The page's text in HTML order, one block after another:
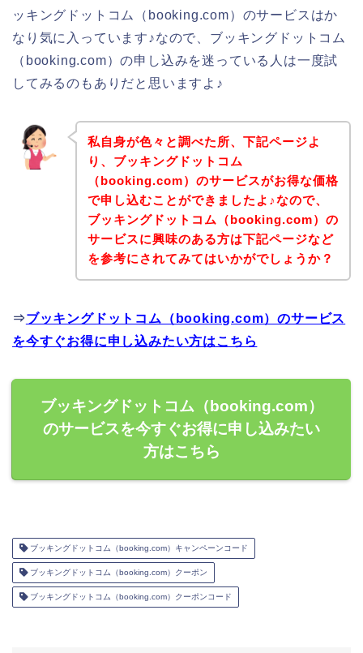
ッキングドットコム（booking.com）のサービスはか
なり気に入っています♪なので、ブッキングドットコム
（booking.com）の申し込みを迷っている人は一度試
してみるのもありだと思いますよ♪
私自身が色々と調べた所、下記ページよ
り、ブッキングドットコム
（booking.com）のサービスがお得な価格
で申し込むことができましたよ♪なので、
ブッキングドットコム（booking.com）の
サービスに興味のある方は下記ページなど
を参考にされてみてはいかがでしょうか？
⇒ブッキングドットコム（booking.com）のサービス
を今すぐお得に申し込みたい方はこちら
ブッキングドットコム（booking.com）
のサービスを今すぐお得に申し込みたい
方はこちら
ブッキングドットコム（booking.com）キャンペーンコード
ブッキングドットコム（booking.com）クーポン
ブッキングドットコム（booking.com）クーポンコード